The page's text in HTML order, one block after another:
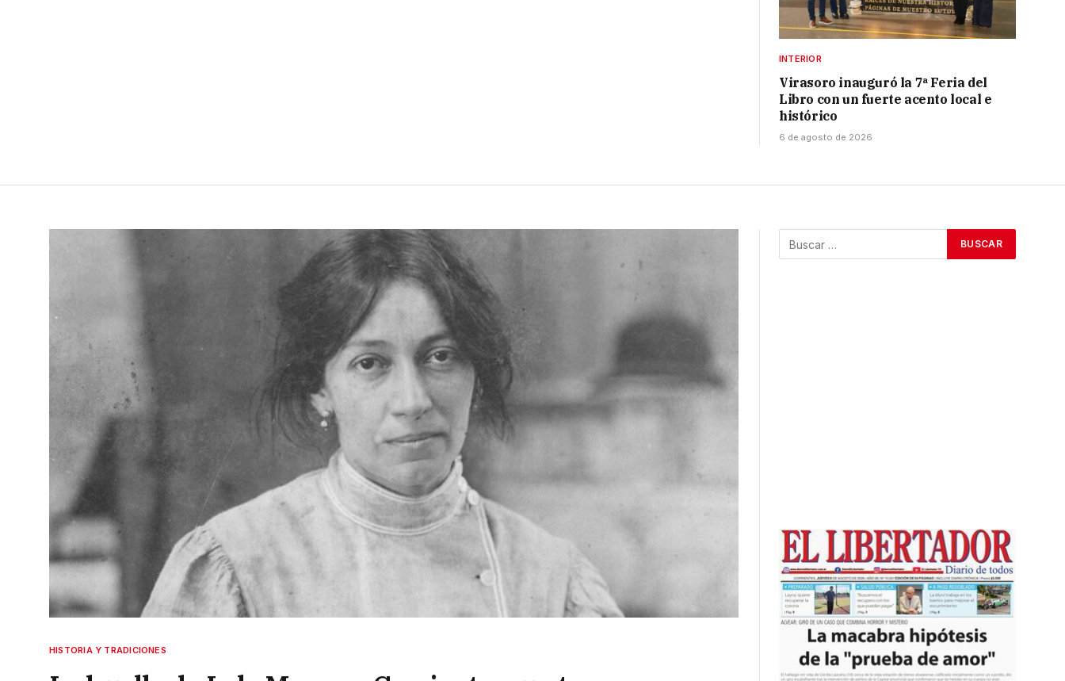
INTERIOR
Virasoro inauguró la 7ª Feria del
Libro con un fuerte acento local e
histórico
6 de agosto de 2026
HISTORIA Y TRADICIONES